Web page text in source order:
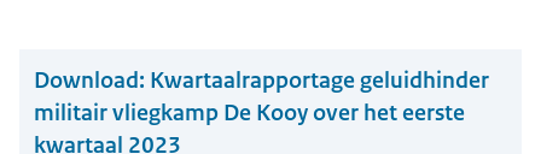
Download: Kwartaalrapportage geluidhinder
militair vliegkamp De Kooy over het eerste
kwartaal 2023